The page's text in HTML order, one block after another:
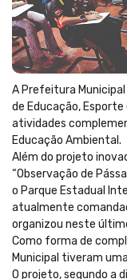
A Prefeitura
de Educação,
atividades
Educação Ambiental.
Além do projeto
“Observação de
o Parque Estadual
atualmente
organizou neste
Como forma de
Municipal tiveram
O projeto, segundo a